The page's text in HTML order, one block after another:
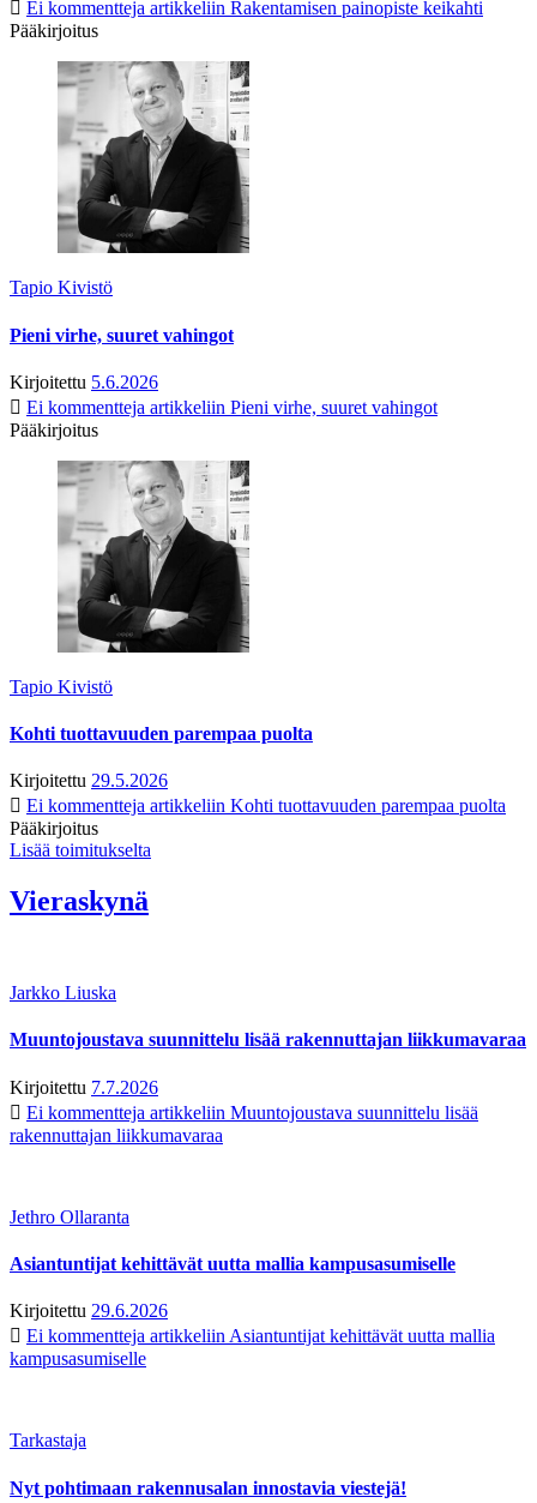
Ei kommentteja artikkeliin Rakentamisen painopiste keikahti
Pääkirjoitus
Tapio Kivistö
Pieni virhe, suuret vahingot
Kirjoitettu 5.6.2026
Ei kommentteja artikkeliin Pieni virhe, suuret vahingot
Pääkirjoitus
Tapio Kivistö
Kohti tuottavuuden parempaa puolta
Kirjoitettu 29.5.2026
Ei kommentteja artikkeliin Kohti tuottavuuden parempaa puolta
Pääkirjoitus
Lisää toimitukselta
Vieraskynä
Jarkko Liuska
Muuntojoustava suunnittelu lisää rakennuttajan liikkumavaraa
Kirjoitettu 7.7.2026
Ei kommentteja artikkeliin Muuntojoustava suunnittelu lisää
rakennuttajan liikkumavaraa
Jethro Ollaranta
Asiantuntijat kehittävät uutta mallia kampusasumiselle
Kirjoitettu 29.6.2026
Ei kommentteja artikkeliin Asiantuntijat kehittävät uutta mallia
kampusasumiselle
Tarkastaja
Nyt pohtimaan rakennusalan innostavia viestejä!